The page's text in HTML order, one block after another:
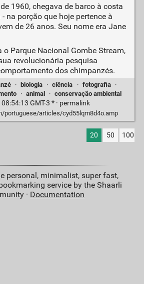
1960, chegava de barco à costa
na porção que hoje pertence à
de 26 anos. Seu nome era Jane
o Parque Nacional Gombe Stream,
revolucionária pesquisa
dos chimpanzés.
· biologia · ciência · fotografia
·
· animal · conservação ambiental
GMT-3 * · permalink
articles/cyd55lqm8d4o.amp
20 50 100
personal, minimalist, super fast,
service by the Shaarli
· Documentation